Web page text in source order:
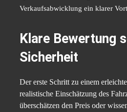
Verkaufsabwicklung ein klarer
Klare Bewertung
Sicherheit
Der erste Schritt zu einem
realistische Einschätzung des
überschätzen den Preis oder